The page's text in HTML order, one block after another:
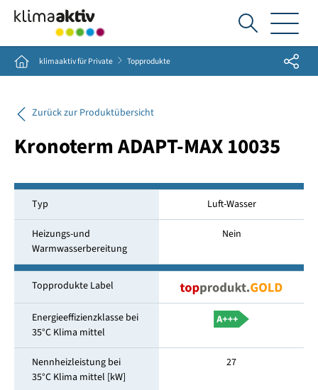
Ich
suche...
Home klimaaktiv für Private Topprodukte Share
Zurück zur Produktübersicht
Kronoterm ADAPT-MAX 10035
Typ Luft-Wasser
Heizungs-und
Warmwasserbereitung
Nein
Topprodukte Label
Energieeffizienzklasse bei
35°C Klima mittel
Nennheizleistung bei
35°C Klima mittel [kW]
27